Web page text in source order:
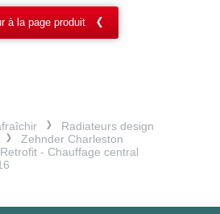
à la page produit
Radiateurs design
Zehnder Charleston
- Chauffage central